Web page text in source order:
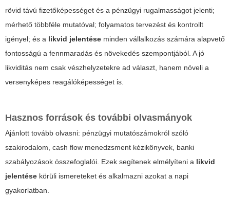
rövid távú fizetőképességet és a pénzügyi rugalmasságot jelenti;
mérhető többféle mutatóval; folyamatos tervezést és kontrollt
igényel; és a likvid jelentése minden vállalkozás számára alapvető
fontosságú a fennmaradás és növekedés szempontjából. A jó
likviditás nem csak vészhelyzetekre ad választ, hanem növeli a
versenyképes reagálóképességet is.
Hasznos források és további olvasmányok
Ajánlott tovább olvasni: pénzügyi mutatószámokról szóló
szakirodalom, cash flow menedzsment kézikönyvek, banki
szabályozások összefoglalói. Ezek segítenek elmélyíteni a likvid
jelentése körüli ismereteket és alkalmazni azokat a napi
gyakorlatban.